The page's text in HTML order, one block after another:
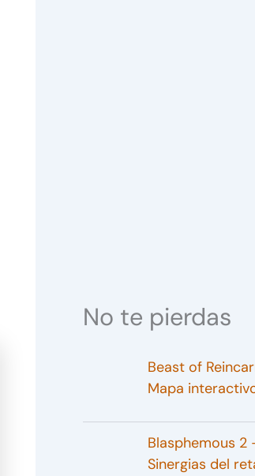
No te pierdas
Beast of
Mapa
Blasphemous 2
Sinergias del